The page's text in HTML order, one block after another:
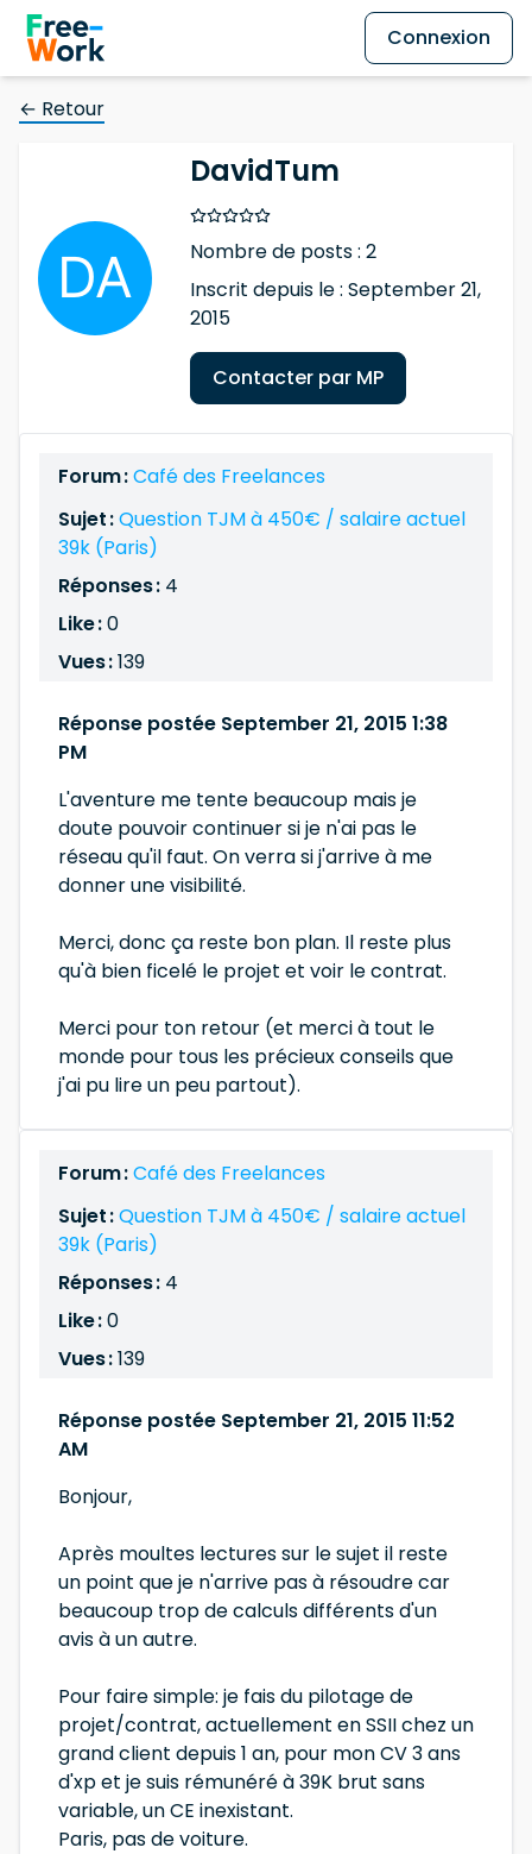
Connexion
← Retour
DavidTum
Nombre de posts : 2
Inscrit depuis le : September 21,
2015
Contacter par MP
Forum :Café des Freelances
Sujet :Question TJM à 450€ / salaire actuel
39k (Paris)
Réponses : 4
Like :0
Vues :139
Réponse postée September 21, 2015 1:38
PM
L'aventure me tente beaucoup mais je
doute pouvoir continuer si je n'ai pas le
réseau qu'il faut. On verra si j'arrive à me
donner une visibilité.
Merci, donc ça reste bon plan. Il reste plus
qu'à bien ficelé le projet et voir le contrat.
Merci pour ton retour (et merci à tout le
monde pour tous les précieux conseils que
j'ai pu lire un peu partout).
Forum :Café des Freelances
Sujet :Question TJM à 450€ / salaire actuel
39k (Paris)
Réponses : 4
Like :0
Vues :139
Réponse postée September 21, 2015 11:52
AM
Bonjour,
Après moultes lectures sur le sujet il reste
un point que je n'arrive pas à résoudre car
beaucoup trop de calculs différents d'un
avis à un autre.
Pour faire simple: je fais du pilotage de
projet/contrat, actuellement en SSII chez un
grand client depuis 1 an, pour mon CV 3 ans
d'xp et je suis rémunéré à 39K brut sans
variable, un CE inexistant.
Paris, pas de voiture.